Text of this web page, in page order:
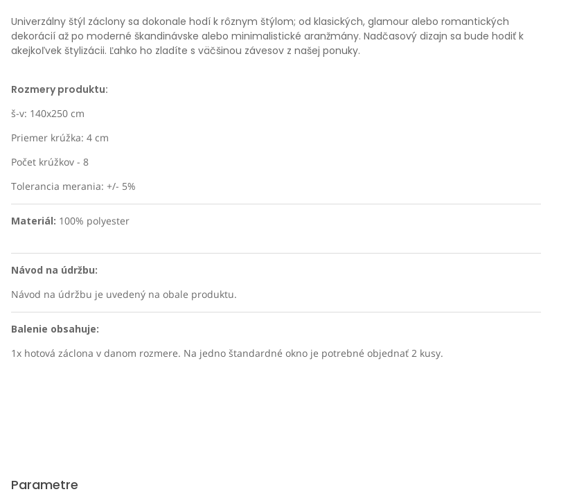
Univerzálny štýl záclony sa dokonale hodí k rôznym štýlom; od klasických, glamour alebo romantických
dekorácií až po moderné škandinávske alebo minimalistické aranžmány. Nadčasový dizajn sa bude hodiť k
akejkoľvek štylizácii. Ľahko ho zladíte s väčšinou závesov z našej ponuky.
Rozmery produktu:
š-v: 140x250 cm
Priemer krúžka: 4 cm
Počet krúžkov - 8
Tolerancia merania: +/- 5%
Materiál: 100% polyester
Návod na údržbu:
Návod na údržbu je uvedený na obale produktu.
Balenie obsahuje:
1x hotová záclona v danom rozmere. Na jedno štandardné okno je potrebné objednať 2 kusy.
Parametre